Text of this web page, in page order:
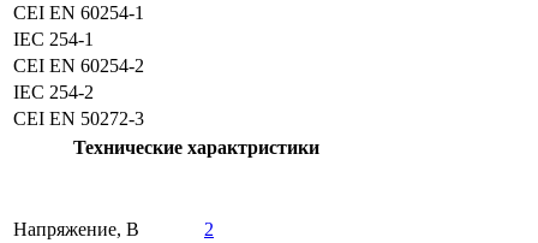
CEI EN 60254-1
IEC 254-1
CEI EN 60254-2
IEC 254-2
CEI EN 50272-3
Технические характристики
Напряжение, В
2